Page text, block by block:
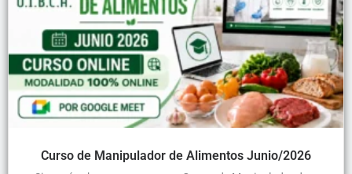
Curso de Manipulador de Alimentos Junio/2026